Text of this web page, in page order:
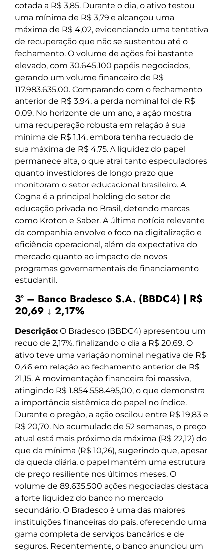
cotada a R$ 3,85. Durante o dia, o ativo testou
uma mínima de R$ 3,79 e alcançou uma
máxima de R$ 4,02, evidenciando uma tentativa
de recuperação que não se sustentou até o
fechamento. O volume de ações foi bastante
elevado, com 30.645.100 papéis negociados,
gerando um volume financeiro de R$
117.983.635,00. Comparando com o fechamento
anterior de R$ 3,94, a perda nominal foi de R$
0,09. No horizonte de um ano, a ação mostra
uma recuperação robusta em relação à sua
mínima de R$ 1,14, embora tenha recuado de
sua máxima de R$ 4,75. A liquidez do papel
permanece alta, o que atrai tanto especuladores
quanto investidores de longo prazo que
monitoram o setor educacional brasileiro. A
Cogna é a principal holding do setor de
educação privada no Brasil, detendo marcas
como Kroton e Saber. A última notícia relevante
da companhia envolve o foco na digitalização e
eficiência operacional, além da expectativa do
mercado quanto ao impacto de novos
programas governamentais de financiamento
estudantil.
3º – Banco Bradesco S.A. (BBDC4) | R$
20,69 ↓ 2,17%
Descrição: O Bradesco (BBDC4) apresentou um
recuo de 2,17%, finalizando o dia a R$ 20,69. O
ativo teve uma variação nominal negativa de R$
0,46 em relação ao fechamento anterior de R$
21,15. A movimentação financeira foi massiva,
atingindo R$ 1.854.558.495,00, o que demonstra
a importância sistêmica do papel no índice.
Durante o pregão, a ação oscilou entre R$ 19,83 e
R$ 20,70. No acumulado de 52 semanas, o preço
atual está mais próximo da máxima (R$ 22,12) do
que da mínima (R$ 10,26), sugerindo que, apesar
da queda diária, o papel mantém uma estrutura
de preço resiliente nos últimos meses. O
volume de 89.635.500 ações negociadas destaca
a forte liquidez do banco no mercado
secundário. O Bradesco é uma das maiores
instituições financeiras do país, oferecendo uma
gama completa de serviços bancários e de
seguros. Recentemente, o banco anunciou um